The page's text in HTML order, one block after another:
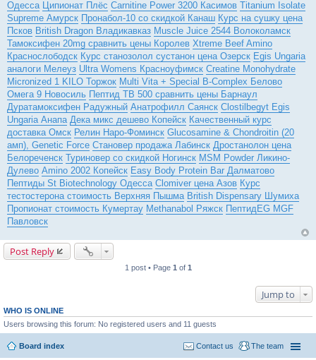
Одесса Ципионат Плёс Carnitine Power 3200 Касимов Titanium Isolate
Supreme Амурск Пронабол-10 со скидкой Канаш Курс на сушку цена
Псков British Dragon Владикавказ Muscle Juice 2544 Волоколамск
Тамоксифен 20mg сравнить цены Королев Xtreme Beef Amino
Краснослободск Курс станозолол сустанон цена Озерск Egis Ungaria
аналоги Мелеуз Ultra Womens Красноуфимск Creatine Monohydrate
Micronized 1 KILO Торжок Multi Vita + Special B-Complex Белово
Омега 9 Новосиль Пептид TB 500 сравнить цены Барнаул
Дуратамоксифен Радужный Анатрофилл Саянск Clostilbegyt Egis
Ungaria Анапа Дека микс дешево Копейск Качественный курс
доставка Омск Релин Наро-Фоминск Glucosamine & Chondroitin (20
амп), Genetic Force Становер продажа Лабинск Дростанолон цена
Белореченск Туриновер со скидкой Ногинск MSM Powder Ликино-
Дулево Amino 2002 Копейск Easy Body Protein Bar Далматово
Пептиды St Biotechnology Одесса Clomiver цена Азов Курс
тестостерона стоимость Верхняя Пышма British Dispensary Шумиха
Пропионат стоимость Кумертау Methanabol Ряжск ПептидEG MGF
Павловск
Post Reply
1 post • Page 1 of 1
Jump to
WHO IS ONLINE
Users browsing this forum: No registered users and 11 guests
Board index The team
Contact us